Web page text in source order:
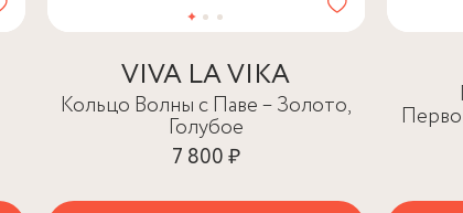
VIVA LA VIKA
Кольцо Волны с Паве – Золото,
Голубое
7 800 ₽